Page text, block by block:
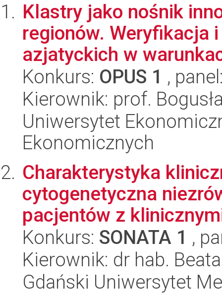
Klastry jako nośnik
regionów. Weryfikacja
azjatyckich w
Konkurs: OPUS 1 ,
Kierownik: prof.
Uniwersytet
Ekonomicznych
Charakterystyka
cytogenetyczna
pacjentów z
Konkurs: SONATA 1 ,
Kierownik: dr hab.
Gdański Uniwersytet